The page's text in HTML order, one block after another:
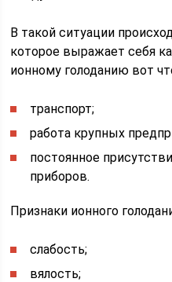
В такой ситуации
которое выражает себя
ионному голоданию вот
транспорт;
работа крупных
постоянное
приборов.
Признаки ионного
слабость;
вялость;